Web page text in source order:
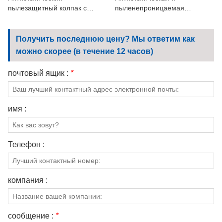
пылезащитный колпак с
пыленепроницаемая
Получить последнюю цену? Мы ответим как
можно скорее (в течение 12 часов)
почтовый ящик : *
имя :
Телефон :
компания :
сообщение : *